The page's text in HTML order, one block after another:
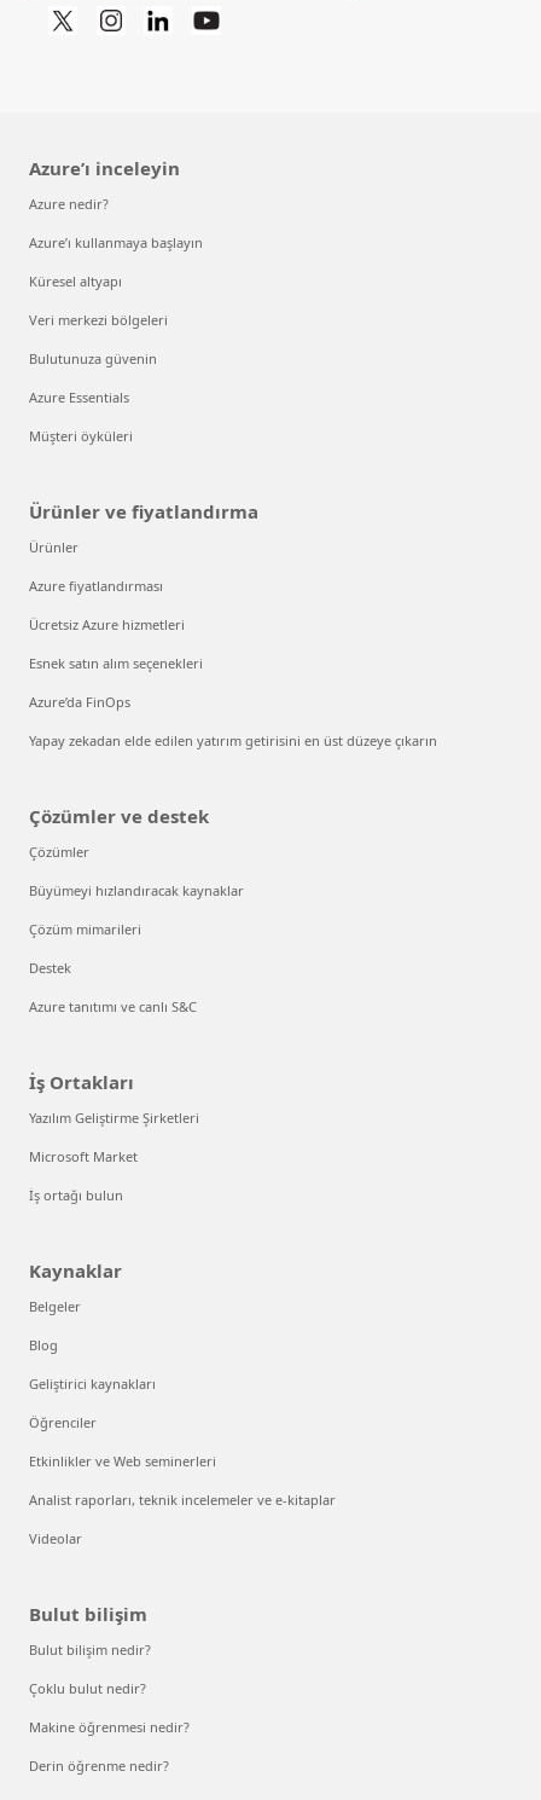
Azure’ı inceleyin
Azure nedir?
Azure’ı kullanmaya başlayın
Küresel altyapı
Veri merkezi bölgeleri
Bulutunuza güvenin
Azure Essentials
Müşteri öyküleri
Ürünler ve fiyatlandırma
Ürünler
Azure fiyatlandırması
Ücretsiz Azure hizmetleri
Esnek satın alım seçenekleri
Azure’da FinOps
Yapay zekadan elde edilen yatırım getirisini en üst düzeye çıkarın
Çözümler ve destek
Çözümler
Büyümeyi hızlandıracak kaynaklar
Çözüm mimarileri
Destek
Azure tanıtımı ve canlı S&C
İş Ortakları
Yazılım Geliştirme Şirketleri
Microsoft Market
İş ortağı bulun
Kaynaklar
Belgeler
Blog
Geliştirici kaynakları
Öğrenciler
Etkinlikler ve Web seminerleri
Analist raporları, teknik incelemeler ve e-kitaplar
Videolar
Bulut bilişim
Bulut bilişim nedir?
Çoklu bulut nedir?
Makine öğrenmesi nedir?
Derin öğrenme nedir?